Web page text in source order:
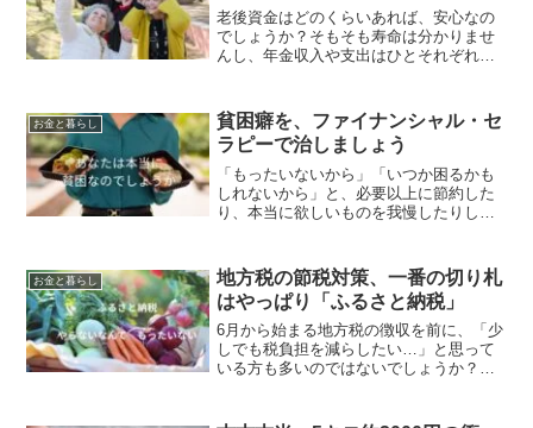
老後資金はどのくらいあれば、安心なの
でしょうか？そもそも寿命は分かりませ
んし、年金収入や支出はひとそれぞれな
あります。老後2,000万円問題とは、2019
年に行われ...
お金と暮らし
貧困癖を、ファイナンシャル・セ
ラピーで治しましょう
「もったいないから」「いつか困るかも
しれないから」と、必要以上に節約した
り、本当に欲しいものを我慢したりして
困癖」かもしれません。貧困癖とは、過
去の経済的な苦労や不安な...
お金と暮らし
地方税の節税対策、一番の切り札
はやっぱり「ふるさと納税」
6月から始まる地方税の徴収を前に、「少
しでも税負担を減らしたい…」と思って
いる方も多いのではないでしょうか？地